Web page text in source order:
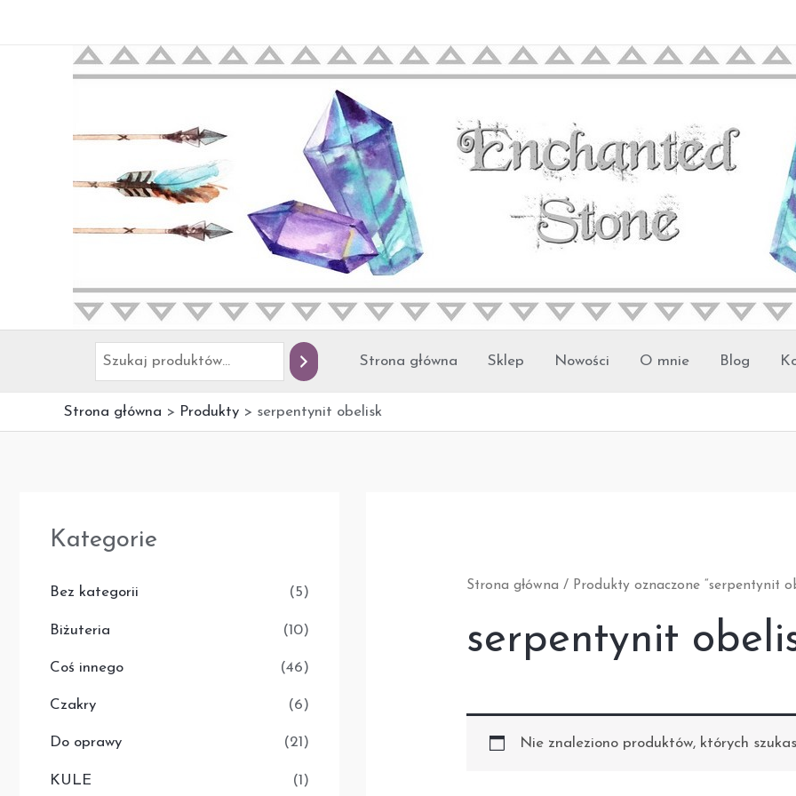
Strona główna Sklep Nowości O mnie Blog
Strona główna Produkty serpentynit obelisk
Kategorie
Bez kategorii (5)
Biżuteria (10)
Coś innego (46)
Czakry (6)
Do oprawy (21)
KULE (1)
Strona główna / Produkty oznaczone “serpentynit
serpentynit
Nie znaleziono produktów, których